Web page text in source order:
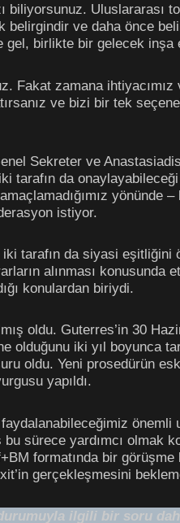
biliyorsunuz. Uluslararası
ve daha önce
gel, birlikte bir gelecek inşa
Fakat zamana
ve bizi bir tek
Sekreter ve
tarafın da
istiyor.
tarafın da siyasi
alınması konusunda
konulardan biriydi.
oldu. Guterres’in 30
iki yıl boyunca
oldu. Yeni prosedürün
yapıldı.
sürece yardımcı
formatında bir
gerçekleşmesini
ilgili bir soru